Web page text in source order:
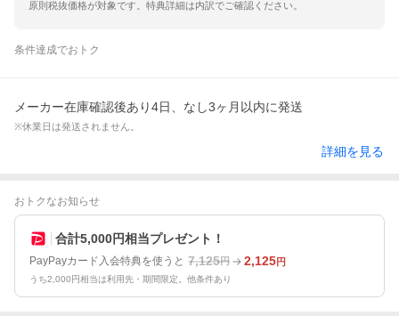
原則税抜価格が対象です。特典詳細は内訳でご確認ください。
条件達成でおトク
メーカー在庫確認後あり4日、なし3ヶ月以内に発送
※休業日は発送されません。
詳細を見る
おトクなお知らせ
合計5,000円相当プレゼント！
PayPayカード入会特典を使うと 7,125円 2,125円
うち2,000円相当は利用先・期間限定。他条件あり